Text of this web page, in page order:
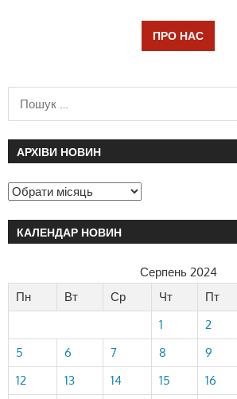
ПРО НАС
АРХІВИ НОВИН
КАЛЕНДАР НОВИН
Серпень 2024
Пн
Вт Ср Чт Пт
1
2
5
6 7 8 9
12
13 14 15 16